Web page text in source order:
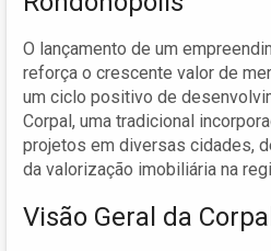
O lançamento de um
reforça o crescente valor de
um ciclo positivo de
Corpal, uma tradicional
projetos em diversas cidades,
da valorização imobiliária na
Visão Geral da